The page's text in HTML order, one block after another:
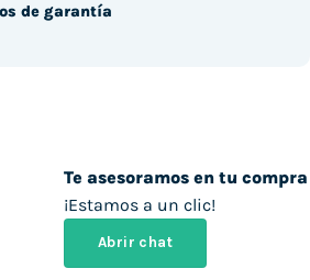
Te asesoramos en tu compra
¡Estamos a un clic!
Abrir chat
de garantía